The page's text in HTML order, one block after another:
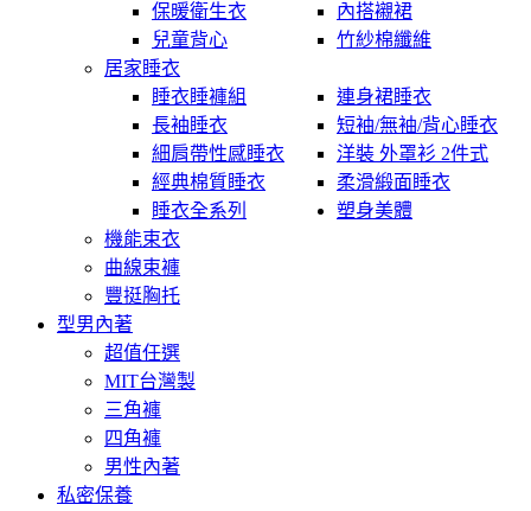
保暖衛生衣
內搭襯裙
兒童背心
竹紗棉纖維
居家睡衣
睡衣睡褲組
連身裙睡衣
長袖睡衣
短袖/無袖/背心睡衣
細肩帶性感睡衣
洋裝 外罩衫 2件式
經典棉質睡衣
柔滑緞面睡衣
睡衣全系列
塑身美體
機能束衣
曲線束褲
豐挺胸托
型男內著
超值任選
MIT台灣製
三角褲
四角褲
男性內著
私密保養